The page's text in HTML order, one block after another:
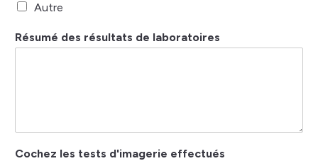
Autre
Résumé des résultats de laboratoires
Cochez les tests d'imagerie effectués